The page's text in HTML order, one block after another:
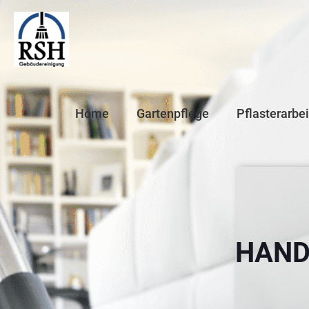
Home Gartenpflege